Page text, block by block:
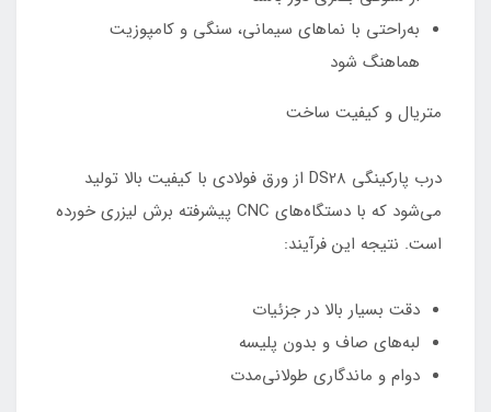
به‌راحتی با نماهای سیمانی، سنگی و کامپوزیت
هماهنگ شود
متریال و کیفیت ساخت
درب پارکینگی DS28 از ورق فولادی با کیفیت بالا تولید
می‌شود که با دستگاه‌های CNC پیشرفته برش لیزری خورده
است. نتیجه این فرآیند:
دقت بسیار بالا در جزئیات
لبه‌های صاف و بدون پلیسه
دوام و ماندگاری طولانی‌مدت